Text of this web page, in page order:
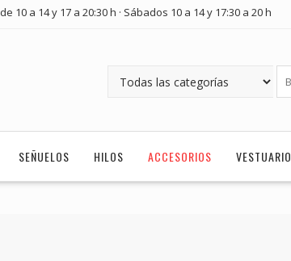
10 a 14 y 17 a 20:30 h · Sábados 10 a 14 y 17:30 a 20 h
SEÑUELOS HILOS ACCESORIOS VESTUARIO